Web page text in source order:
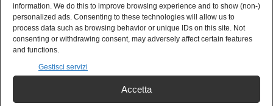
information. We do this to improve browsing experience and to show (non-)
personalized ads. Consenting to these technologies will allow us to
process data such as browsing behavior or unique IDs on this site. Not
consenting or withdrawing consent, may adversely affect certain features
and functions.
Gestisci servizi
Accetta
sul luogo di lavoro o in ambito educativo
basate su convinzioni pseudoscientifiche
legate ai gruppi sanguigni.